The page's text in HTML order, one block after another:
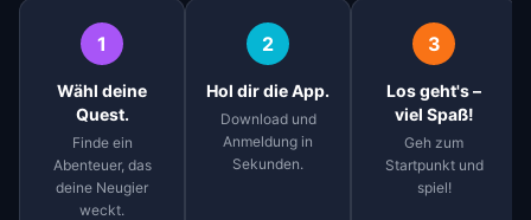
1
Wähl deine
Quest.
Finde ein
Abenteuer, das
deine Neugier
weckt.
2
Hol dir die App.
Download und
Anmeldung in
Sekunden.
3
Los geht's –
viel Spaß!
Geh zum
Startpunkt und
spiel!